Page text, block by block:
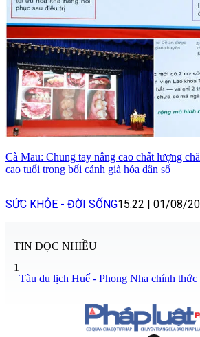
Cà Mau: Chung tay nâng cao chất lượng
cao tuổi trong bối cảnh già hóa dân số
SỨC KHỎE - ĐỜI SỐNG15:22 01/08/
TIN ĐỌC NHIỀU
1
Tàu du lịch Huế - Phong Nha chính